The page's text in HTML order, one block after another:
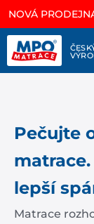
NOVÁ
Pečujte
lepší
Matrace